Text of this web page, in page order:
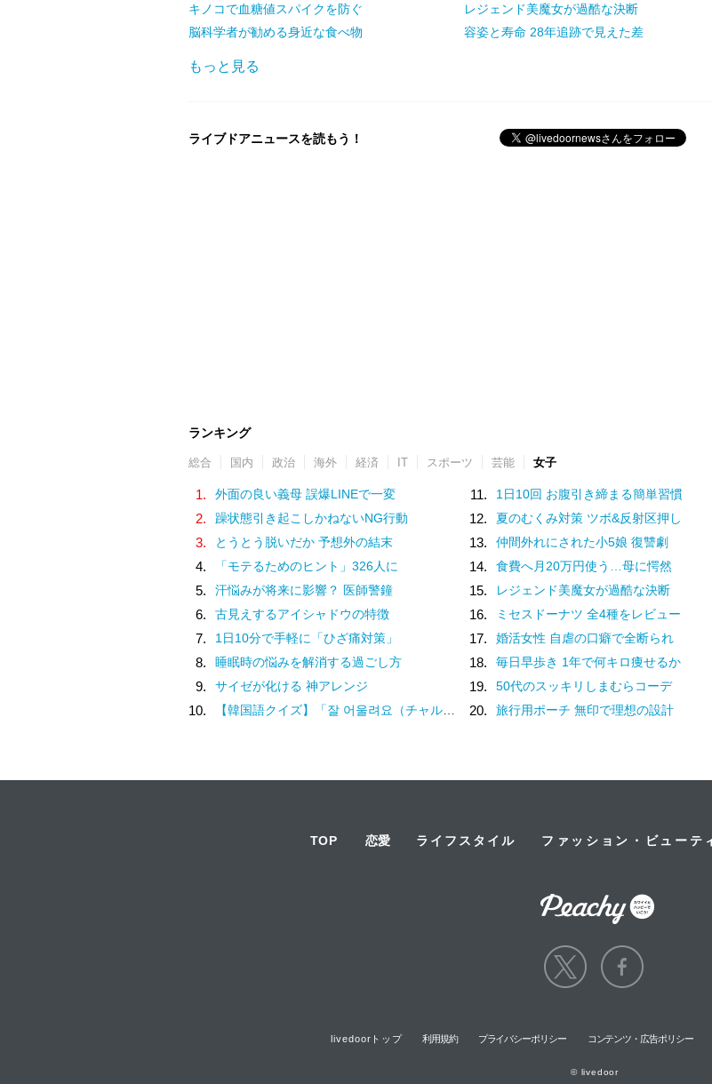
キノコで血糖値スパイクを防ぐ
脳科学者が勧める身近な食べ物
レジェンド美魔女が過酷な決断
容姿と寿命 28年追跡で見えた差
もっと見る
ライブドアニュースを読もう！
ランキング
総合 国内 政治 海外 経済 IT スポーツ 芸能 女子
1. 外面の良い義母 誤爆LINEで一変
2. 躁状態引き起こしかねないNG行動
3. とうとう脱いだか 予想外の結末
4. 「モテるためのヒント」326人に
5. 汗悩みが将来に影響？ 医師警鐘
6. 古見えするアイシャドウの特徴
7. 1日10分で手軽に「ひざ痛対策」
8. 睡眠時の悩みを解消する過ごし方
9. サイゼが化ける 神アレンジ
10. 【韓国語クイズ】「잘 어울려요（チャル オウルリョヨ）」の意味は？褒め言葉です♡
11. 1日10回 お腹引き締まる簡単習慣
12. 夏のむくみ対策 ツボ&反射区押し
13. 仲間外れにされた小5娘 復讐劇
14. 食費へ月20万円使う…母に愕然
15. レジェンド美魔女が過酷な決断
16. ミセスドーナツ 全4種をレビュー
17. 婚活女性 自虐の口癖で全断られ
18. 毎日早歩き 1年で何キロ痩せるか
19. 50代のスッキリしまむらコーデ
20. 旅行用ポーチ 無印で理想の設計
TOP 恋愛 ライフスタイル ファッション・ビューテ
livedoorトップ 利用規約 プライバシーポリシー コンテンツ・広告ポリシー
© livedoor